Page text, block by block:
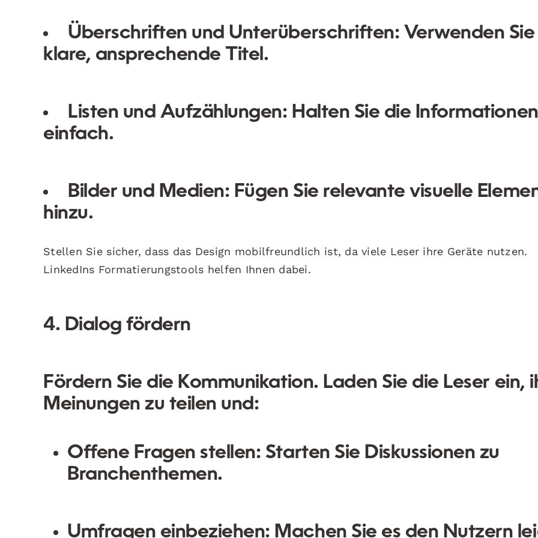
Überschriften und Unterüberschriften: Verwenden Sie
klare, ansprechende Titel.
Listen und Aufzählungen: Halten Sie die Informationen
einfach.
Bilder und Medien: Fügen Sie relevante visuelle
hinzu.
Stellen Sie sicher, dass das Design mobilfreundlich ist, da viele Leser ihre Geräte nutzen.
LinkedIns Formatierungstools helfen Ihnen dabei.
4. Dialog fördern
Fördern Sie die Kommunikation. Laden Sie die Leser ein,
Meinungen zu teilen und:
Offene Fragen stellen: Starten Sie Diskussionen zu
Branchenthemen.
Umfragen einbeziehen: Machen Sie es den Nutzern